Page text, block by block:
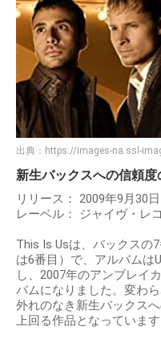
出典： https://images-na.ssl-
新生バックスへの信頼
リリース： 2009年9月30日
レーベル： ジャイヴ・レ
This Is Usは、バックスの
は6番目）で、アルバムは
し、2007年のアンブレイ
バムになりました。変わ
外れのなき新生バックス
上回る作品となっています